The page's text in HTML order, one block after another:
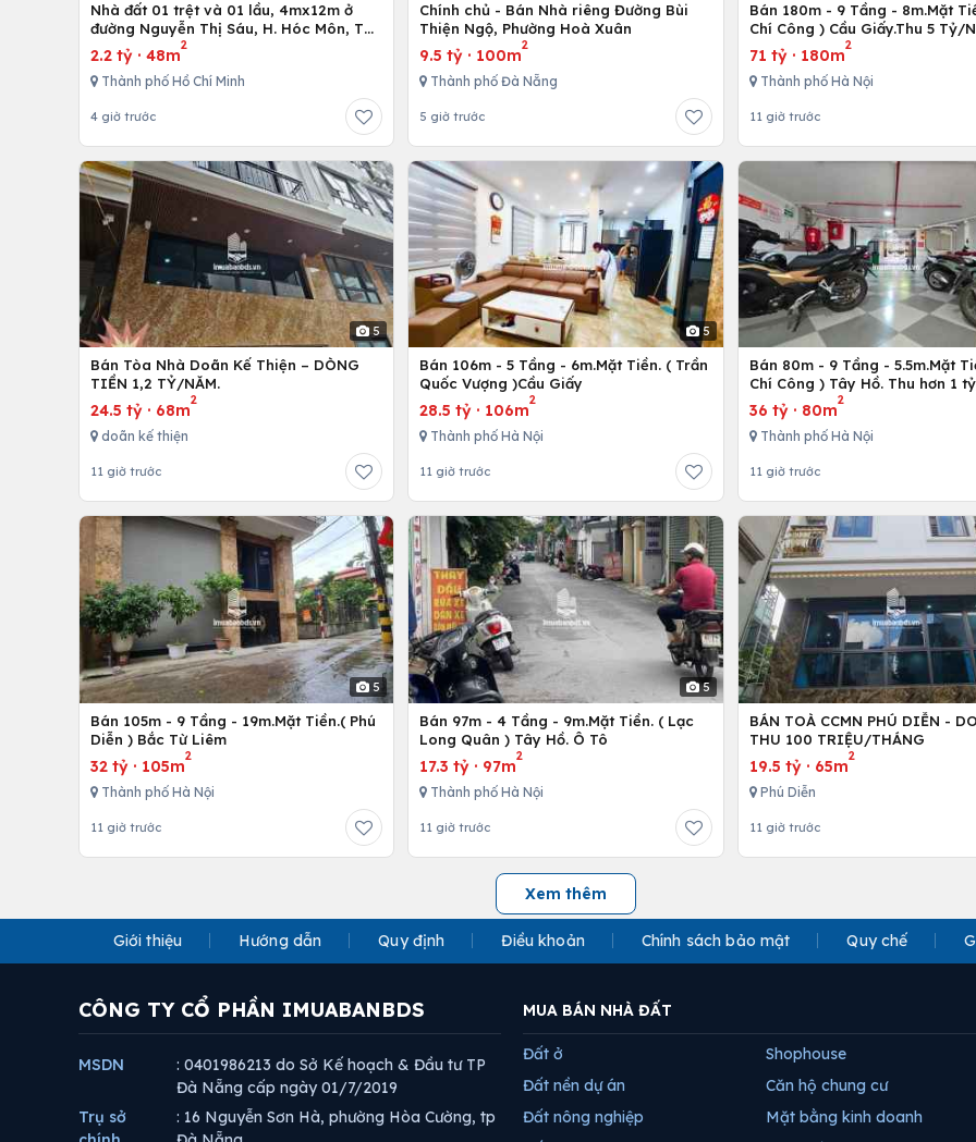
Nhà đất 01 trệt và 01 lầu, 4mx12m ở
đường Nguyễn Thị Sáu, H. Hóc Môn, Tp.
Hồ Chí Minh
2.2 tỷ · 48m
2
Thành phố Hồ Chí Minh
4 giờ trước
Chính chủ - Bán Nhà riêng Đường Bùi
Thiện Ngộ, Phường Hoà Xuân
9.5 tỷ · 100m
2
Thành phố Đà Nẵng
5 giờ trước
Bán 180m - 9 Tầng - 8m.Mặt
Chí Công ) Cầu Giấy.Thu 5 Tỷ/
71 tỷ· 180m
2
Thành phố Hà Nội
11 giờ trước
5
Bán Tòa Nhà Doãn Kế Thiện – DÒNG
TIỀN 1,2 TỶ/NĂM.
24.5 tỷ · 68m
2
doãn kế thiện
11 giờ trước
5
Bán 106m - 5 Tầng - 6m.Mặt Tiền. ( Trần
Quốc Vượng )Cầu Giấy
28.5 tỷ · 106m
2
Thành phố Hà Nội
11 giờ trước
Bán 80m - 9 Tầng - 5.5m.Mặt
Chí Công ) Tây Hồ. Thu hơn 1
36 tỷ· 80m
2
Thành phố Hà Nội
11 giờ trước
5
Bán 105m - 9 Tầng - 19m.Mặt Tiền.( Phú
Diễn ) Bắc Từ Liêm
32 tỷ · 105m
2
Thành phố Hà Nội
11 giờ trước
5
Bán 97m - 4 Tầng - 9m.Mặt Tiền. ( Lạc
Long Quân ) Tây Hồ. Ô Tô
17.3 tỷ · 97m
2
Thành phố Hà Nội
11 giờ trước
BÁN TOÀ CCMN PHÚ DIỄN -
THU 100 TRIỆU/THÁNG
19.5 tỷ· 65m
2
Phú Diễn
11 giờ trước
Xem thêm
Giới thiệu Hướng dẫn Quy định Điều khoản Chính sách bảo mật Quy chế
CÔNG TY CỔ PHẦN IMUABANBDS
MSDN
: 0401986213 do Sở Kế hoạch & Đầu tư TP
Đà Nẵng cấp ngày 01/7/2019
Trụ sở
: 16 Nguyễn Sơn Hà, phường Hòa Cường, tp
MUA BÁN NHÀ ĐẤT
Đất ở
Đất nền dự án
Đất nông nghiệp
Shophouse
Căn hộ chung cư
Mặt bằng kinh doanh